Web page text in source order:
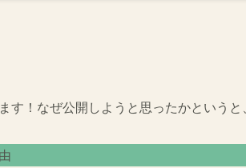
す！なぜ公開しようと思ったかというと